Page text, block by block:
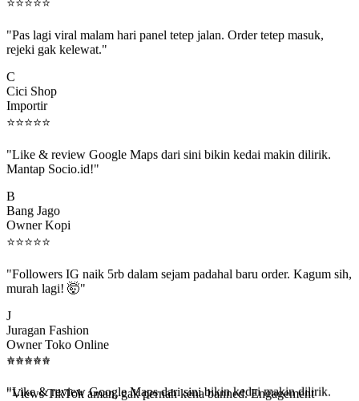
rejeki gak kelewat."
Cici Shop
Importir
⭐⭐⭐⭐⭐
Mantap Socio.id!"
Bang Jago
Owner Kopi
⭐⭐⭐⭐ ⭐
murah lagi! 🤯"
Juragan Fashion
Owner Toko Online
⭐⭐⭐⭐ ⭐
beneran naik, algoritma suka."
⭐ ⭐ ⭐ ⭐ ⭐